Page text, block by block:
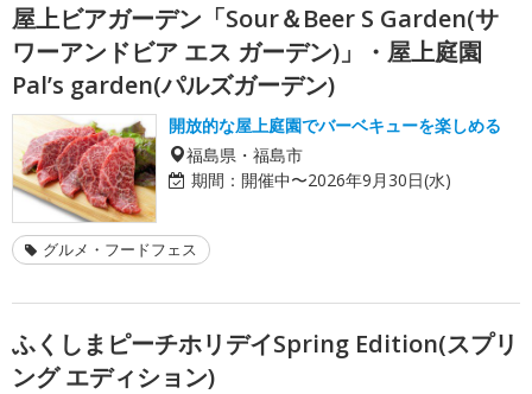
屋上ビアガーデン「Sour＆Beer S Garden(サ
ワーアンドビア エス ガーデン)」・屋上庭園
Pal’s garden(パルズガーデン)
開放的な屋上庭園でバーベキューを楽しめる
福島県・福島市
期間： 開催中〜2026年9月30日(水)
グルメ・フードフェス
ふくしまピーチホリデイSpring Edition(スプリ
ング エディション)